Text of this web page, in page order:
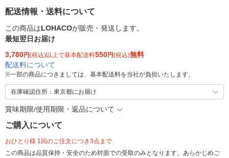
配送情報・送料について
この商品はLOHACOが販売・発送します。
最短翌日お届け
3,780円(税込)以上で基本配送料550円(税込)無料
配送料について
※一部の商品につきましては、基本配送料を当社が負担いたします。
在庫確認住所：東京都にお届け
賞味期限/使用期限・返品について
ご購入について
おひとり様 1回のご注文につき3点まで
この商品は品質保持・安全のため対面での受取のみとなります。あらかじめご